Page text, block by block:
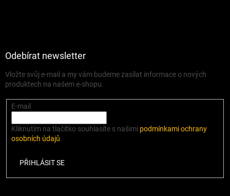
Odebírat newsletter
Vložte svůj e-mail a my vám budeme zasílat informace o nových
produktech na našem e-shopu.
E-mail
Kliknutím na tlačítko souhlasíte s našimi podmínkami ochrany
osobních údajů.
PŘIHLÁSIT SE